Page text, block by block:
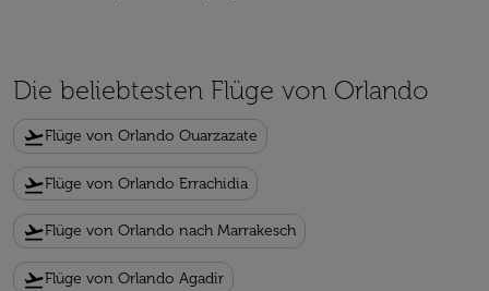
Die beliebtesten Flüge von Orlando
flight_takeoffFlüge von Orlando Ouarzazate
flight_takeoffFlüge von Orlando Errachidia
flight_takeoffFlüge von Orlando nach Marrakesch
flight_takeoffFlüge von Orlando Agadir